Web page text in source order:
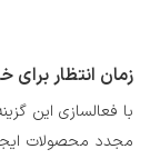
زمان انتظار برای
با فعالسازی این
مجدد محصولات